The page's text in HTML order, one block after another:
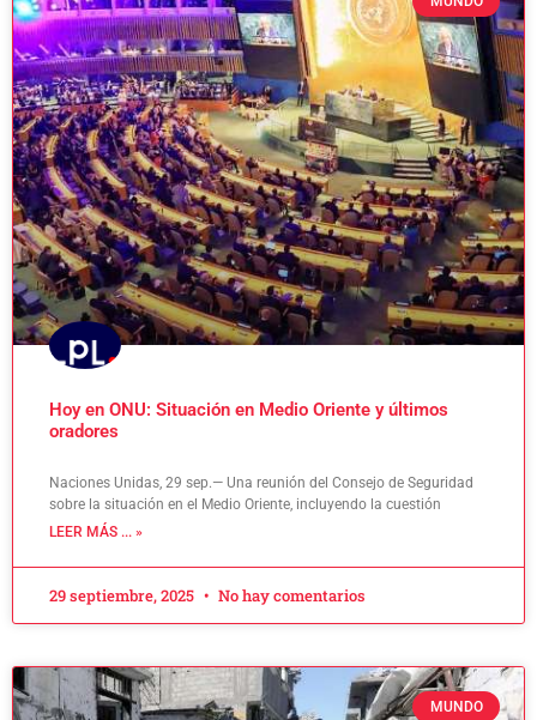
Hoy en ONU: Situación en Medio Oriente y últimos
oradores
Naciones Unidas, 29 sep.— Una reunión del Consejo de Seguridad
sobre la situación en el Medio Oriente, incluyendo la cuestión
LEER MÁS ... »
29 septiembre, 2025 No hay comentarios
MUNDO